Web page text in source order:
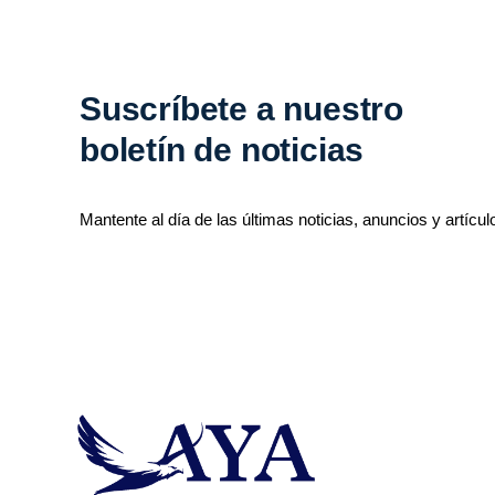
Suscríbete a nuestro
boletín de noticias
Mantente al día de las últimas noticias, anuncios y